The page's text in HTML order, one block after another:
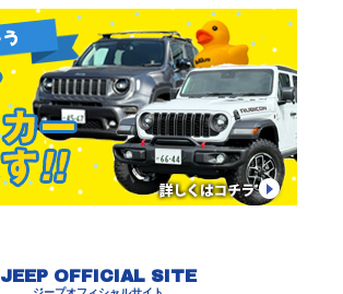
JEEP OFFICIAL SITE